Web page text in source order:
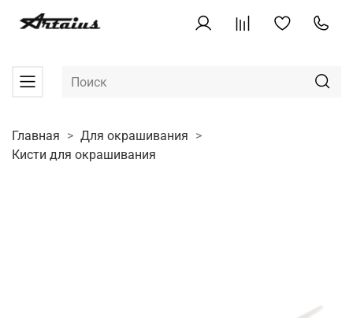
Главная
Для окрашивания
Кисти для окрашивания